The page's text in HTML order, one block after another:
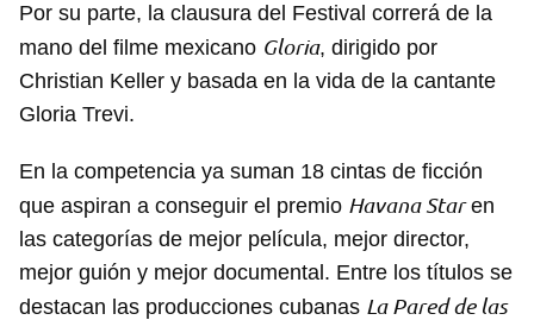
Por su parte, la clausura del Festival correrá de la
mano del filme mexicano Gloria, dirigido por
Christian Keller y basada en la vida de la cantante
Gloria Trevi.
En la competencia ya suman 18 cintas de ficción
que aspiran a conseguir el premio Havana Staren
las categorías de mejor película, mejor director,
mejor guión y mejor documental. Entre los títulos se
destacan las producciones cubanas La Pared de las